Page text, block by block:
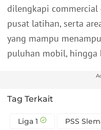
dilengkapi
pusat latihan, serta
yang mampu
puluhan mobil, hingga
Tag Terkait
Liga 1 PSS